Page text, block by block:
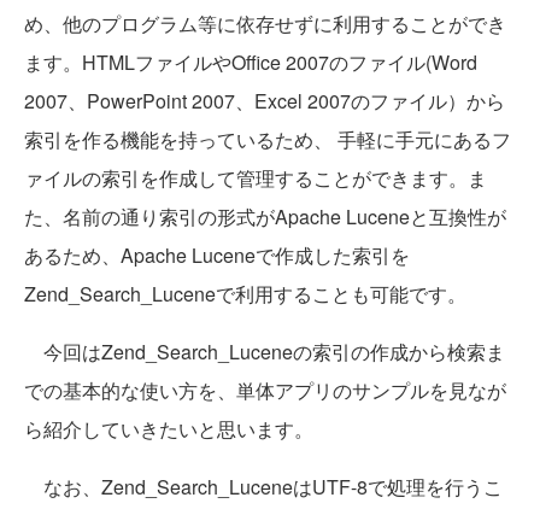
め、他のプログラム等に依存せずに利用することができ
ます。HTMLファイルやOffice 2007のファイル(Word
2007、PowerPoint 2007、Excel 2007のファイル）から
索引を作る機能を持っているため、 手軽に手元にあるフ
ァイルの索引を作成して管理することができます。ま
た、名前の通り索引の形式がApache Luceneと互換性が
あるため、Apache Luceneで作成した索引を
Zend_Search_Luceneで利用することも可能です。
今回はZend_Search_Luceneの索引の作成から検索ま
での基本的な使い方を、単体アプリのサンプルを見なが
ら紹介していきたいと思います。
なお、Zend_Search_LuceneはUTF-8で処理を行うこ